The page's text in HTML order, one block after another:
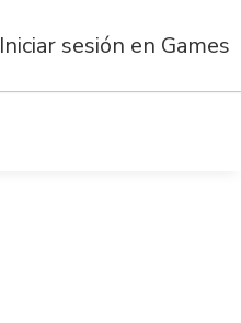
Iniciar sesión en Games